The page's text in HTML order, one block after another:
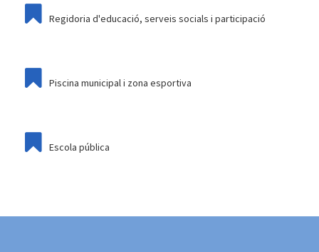
Regidoria d'educació, serveis socials i participació
Piscina municipal i zona esportiva
Escola pública